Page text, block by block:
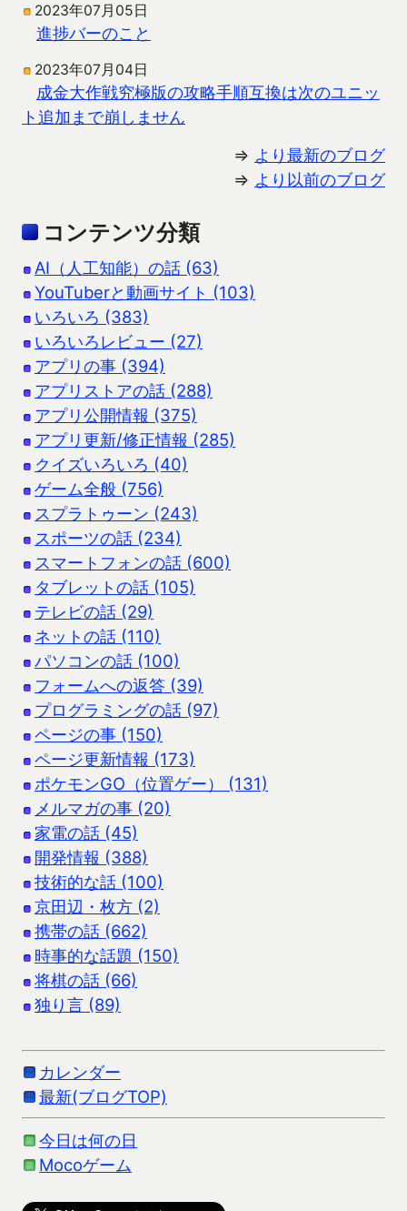
2023年07月05日
進捗バーのこと
2023年07月04日
成金大作戦究極版の攻略手順互換は次のユニッ
ト追加まで崩しません
⇒ より最新のブログ
⇒ より以前のブログ
コンテンツ分類
AI（人工知能）の話 (63)
YouTuberと動画サイト (103)
いろいろ (383)
いろいろレビュー (27)
アプリの事 (394)
アプリストアの話 (288)
アプリ公開情報 (375)
アプリ更新/修正情報 (285)
クイズいろいろ (40)
ゲーム全般 (756)
スプラトゥーン (243)
スポーツの話 (234)
スマートフォンの話 (600)
タブレットの話 (105)
テレビの話 (29)
ネットの話 (110)
パソコンの話 (100)
フォームへの返答 (39)
プログラミングの話 (97)
ページの事 (150)
ページ更新情報 (173)
ポケモンGO（位置ゲー） (131)
メルマガの事 (20)
家電の話 (45)
開発情報 (388)
技術的な話 (100)
京田辺・枚方 (2)
携帯の話 (662)
時事的な話題 (150)
将棋の話 (66)
独り言 (89)
カレンダー
最新(ブログTOP)
今日は何の日
Mocoゲーム